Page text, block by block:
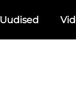
Uudised